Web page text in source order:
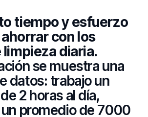
tiempo y esfuerzo
con los
diaria.
se muestra una
datos: trabajo un
2 horas al día,
promedio de 7000